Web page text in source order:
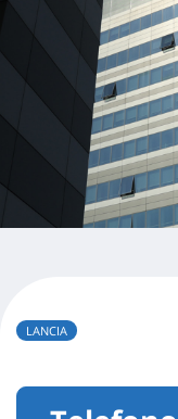
LANCIA